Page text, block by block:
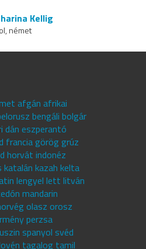
Kellig
német
afgán afrikai
bengáli bolgár
dán eszperantó
francia görög grúz
horvát indonéz
katalán kazah kelta
lengyel lett litván
mandarin
olasz orosz
perzsa
spanyol svéd
tagalog tamil